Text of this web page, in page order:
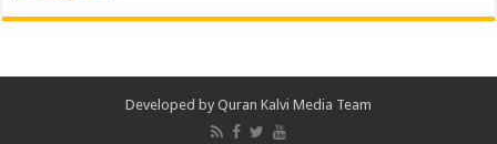
Developed by Quran Kalvi Media Team